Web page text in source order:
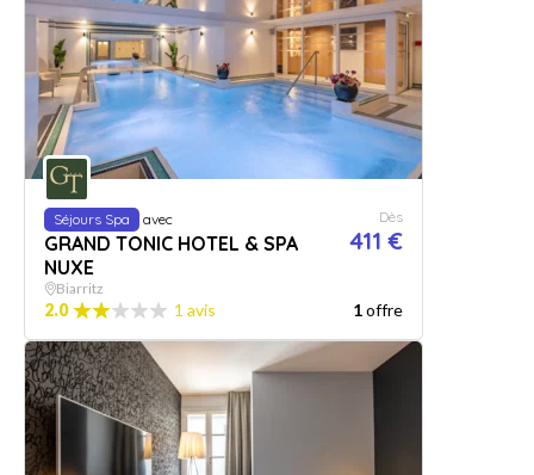
Séjours Spa avec
GRAND TONIC HOTEL & SPA
NUXE
Dès
411 €
Biarritz
2.0 1 avis 1offre